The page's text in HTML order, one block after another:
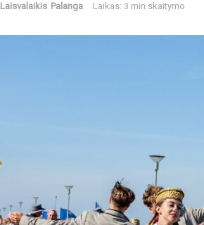
Laisvalaikis Palanga Laikas: 3 min skaitymo